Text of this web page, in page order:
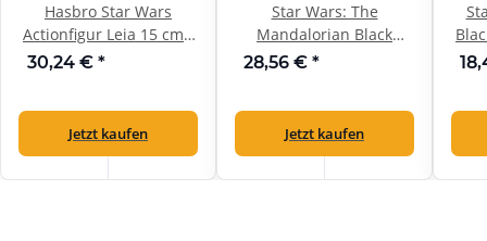
Hasbro Star Wars
Actionfigur Leia 15 cm -
Droids Black Series 50 -
30,24 € *
Jetzt kaufen
Star Wars: The
Mandalorian Black
Series Actionfigur Axe
28,56 € *
Jetzt kaufen